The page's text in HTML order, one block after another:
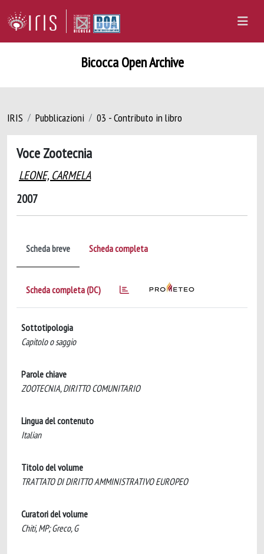
Bicocca Open Archive
IRIS Pubblicazioni 03 - Contributo in libro
Voce Zootecnia
LEONE, CARMELA
2007
Scheda breve Scheda completa
Scheda completa (DC)
Sottotipologia
Capitolo o saggio
Parole chiave
ZOOTECNIA, DIRITTO COMUNITARIO
Lingua del contenuto
Italian
Titolo del volume
TRATTATO DI DIRITTO AMMINISTRATIVO EUROPEO
Curatori del volume
Chiti, MP; Greco, G